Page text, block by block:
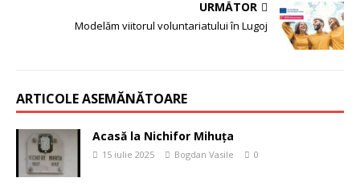
URMĂTOR
Modelăm viitorul voluntariatului în Lugoj
ARTICOLE ASEMĂNĂTOARE
Acasă la Nichifor Mihuța
15 iulie 2025 Bogdan Vasile 0